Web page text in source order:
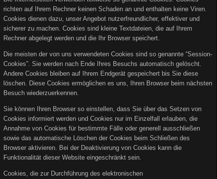
richten auf Ihrem Rechner keinen Schaden an und enthalten keine Viren.
Cookies dienen dazu, unser Angebot nutzerfreundlicher, effektiver und
sicherer zu machen. Cookies sind kleine Textdateien, die auf Ihrem
Rechner abgelegt werden und die Ihr Browser speichert.
Die meisten der von uns verwendeten Cookies sind so genannte “Session-
Cookies”. Sie werden nach Ende Ihres Besuchs automatisch gelöscht.
Andere Cookies bleiben auf Ihrem Endgerät gespeichert bis Sie diese
löschen. Diese Cookies ermöglichen es uns, Ihren Browser beim nächsten
Besuch wiederzuerkennen.
Sie können Ihren Browser so einstellen, dass Sie über das Setzen von
Cookies informiert werden und Cookies nur im Einzelfall erlauben, die
Annahme von Cookies für bestimmte Fälle oder generell ausschließen
sowie das automatische Löschen der Cookies beim Schließen des
Browser aktivieren. Bei der Deaktivierung von Cookies kann die
Funktionalität dieser Website eingeschränkt sein.
Cookies, die zur Durchführung des elektronischen